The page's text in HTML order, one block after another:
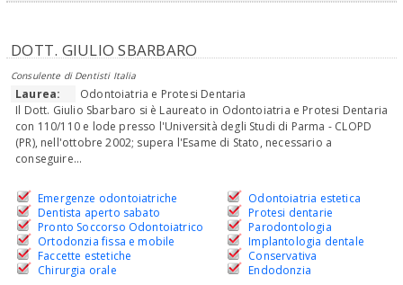
DOTT. GIULIO SBARBARO
Consulente di Dentisti Italia
Laurea:
Odontoiatria e Protesi Dentaria
Il Dott. Giulio Sbarbaro si è Laureato in Odontoiatria e Protesi Dentaria
con 110/110 e lode presso l'Università degli Studi di Parma - CLOPD
(PR), nell'ottobre 2002; supera l'Esame di Stato, necessario a
conseguire...
Emergenze odontoiatriche
Dentista aperto sabato
Pronto Soccorso Odontoiatrico
Ortodonzia fissa e mobile
Faccette estetiche
Chirurgia orale
Odontoiatria estetica
Protesi dentarie
Parodontologia
Implantologia dentale
Conservativa
Endodonzia